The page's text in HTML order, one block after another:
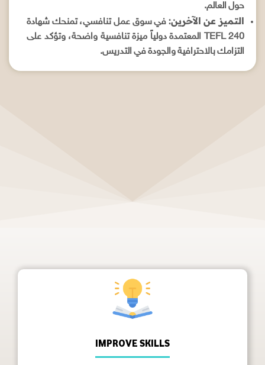
حول العالم.
التميز عن الآخرين: في سوق عمل تنافسي، تمنحك شهادة
TEFL 240 المعتمدة دولياً ميزة تنافسية واضحة، وتؤكد على
التزامك بالاحترافية والجودة في التدريس.
IMPROVE SKILLS